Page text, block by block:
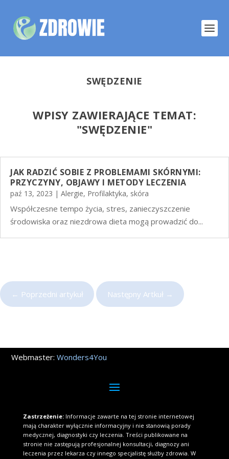
SWĘDZENIE
WPISY ZAWIERAJĄCE TEMAT:
"SWĘDZENIE"
JAK RADZIĆ SOBIE Z PROBLEMAMI SKÓRNYMI:
PRZYCZYNY, OBJAWY I METODY LECZENIA
paź 13, 2023 | Alergie, Profilaktyka, skóra
Współczesne tempo życia, stres, zanieczyszczenie
środowiska oraz niezdrowa dieta mogą prowadzić do...
← Poprzedni artykuł Następny Artkuł →
Webmaster:Wonders4You
Zastrzeżenie:Informacje zawarte na tej stronie internetowej
mają charakter wyłącznie informacyjny i nie stanowią porady
medycznej, diagnostyki czy leczenia. Treści publikowane na
stronie nie zastępują profesjonalnej konsultacji, diagnozy ani
leczenia przez lekarza czy innego specjalistę służby zdrowia. W